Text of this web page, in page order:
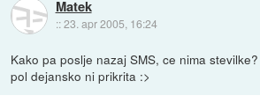
Matek
::23. apr 2005, 16:24
Kako pa poslje nazaj SMS, ce nima
pol dejansko ni prikrita :>